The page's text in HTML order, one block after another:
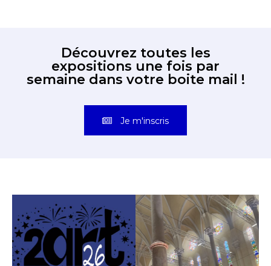
Découvrez toutes les
expositions une fois par
semaine dans votre boite mail !
Je m'inscris